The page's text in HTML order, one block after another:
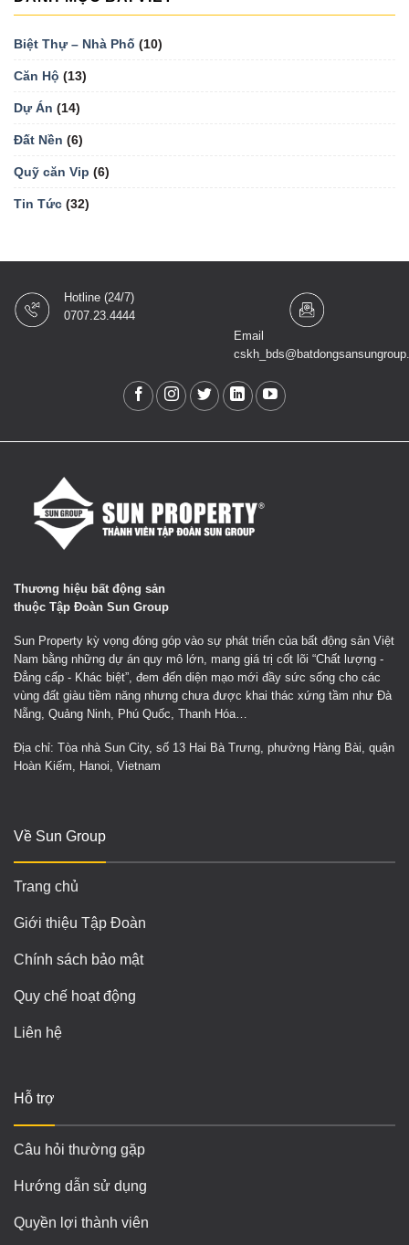
Biệt Thự – Nhà Phố (10)
Căn Hộ (13)
Dự Án (14)
Đất Nền (6)
Quỹ căn Vip (6)
Tin Tức (32)
Hotline (24/7)
0707.23.4444
Email
Thương hiệu bất động sản
thuộc Tập Đoàn Sun Group
Sun Property kỳ vọng đóng góp vào sự phát triển của bất động sản Việt
Nam bằng những dự án quy mô lớn, mang giá trị cốt lõi “Chất lượng -
Đẳng cấp - Khác biệt”, đem đến diện mạo mới đầy sức sống cho các
vùng đất giàu tiềm năng nhưng chưa được khai thác xứng tầm như Đà
Nẵng, Quảng Ninh, Phú Quốc, Thanh Hóa…
Địa chỉ: Tòa nhà Sun City, số 13 Hai Bà Trưng, phường Hàng Bài, quận
Hoàn Kiếm, Hanoi, Vietnam
Về Sun Group
Trang chủ
Giới thiệu Tập Đoàn
Chính sách bảo mật
Quy chế hoạt động
Liên hệ
Hỗ trợ
Câu hỏi thường gặp
Hướng dẫn sử dụng
Quyền lợi thành viên